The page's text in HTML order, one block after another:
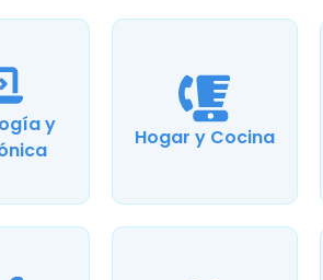
y
Hogar y Cocina